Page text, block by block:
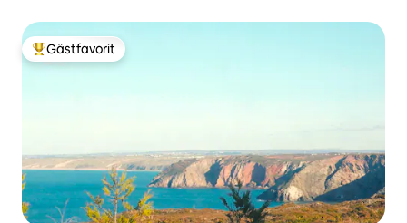
Populär gästfavorit
Gästfavorit